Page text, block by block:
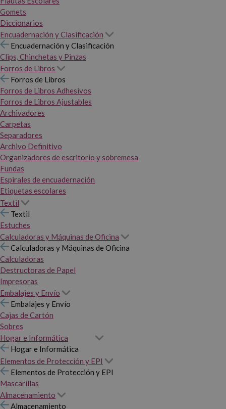
Gomets
Diccionarios
Encuadernación y Clasificación
Encuadernación y Clasificación
Clips, Chinchetas y Pinzas
Forros de Libros
Forros de Libros
Forros de Libros Adhesivos
Forros de Libros Ajustables
Archivadores
Carpetas
Separadores
Archivo Definitivo
Organizadores de escritorio y sobremesa
Fundas
Espirales de encuadernación
Etiquetas escolares
Textil
Textil
Estuches
Calculadoras y Máquinas de Oficina
Calculadoras y Máquinas de Oficina
Calculadoras
Destructoras de Papel
Impresoras
Embalajes y Envío
Embalajes y Envío
Cajas de Cartón
Sobres
Hogar e Informática
Hogar e Informática
Elementos de Protección y EPI
Elementos de Protección y EPI
Mascarillas
Almacenamiento
Almacenamiento